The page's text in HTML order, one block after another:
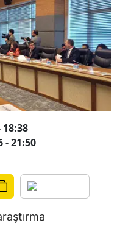
18:38
- 21:50